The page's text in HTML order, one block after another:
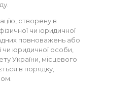
створену в
чи юридичної
повноважень або
чи юридичної особи,
України, місцевого
в порядку,